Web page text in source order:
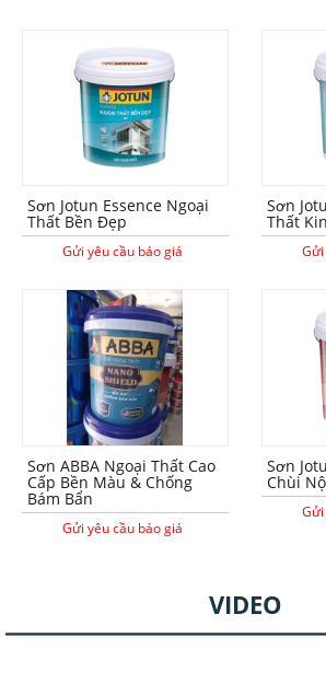
Sơn Jotun Essence Ngoại
Thất Bền Đẹp
Gửi yêu cầu báo giá
Sơn
Thất
Gửi
Sơn ABBA Ngoại Thất Cao
Cấp Bền Màu & Chống
Bám Bẩn
Gửi yêu cầu báo giá
Sơn
Chùi
Gửi
VIDEO